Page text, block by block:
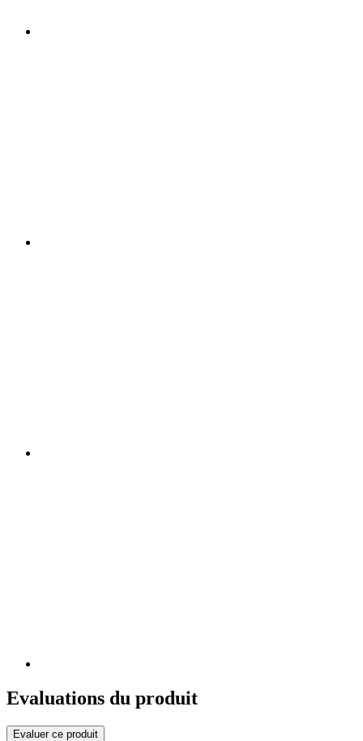
Evaluations du produit
Evaluer ce produit